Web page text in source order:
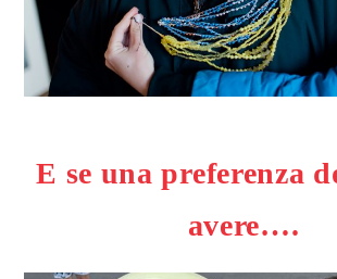
E se una preferenza
avere….